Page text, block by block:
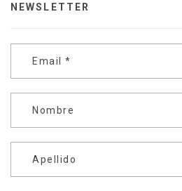
NEWSLETTER
Email *
Nombre
Apellido